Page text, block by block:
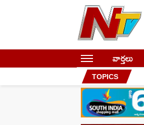
వార్తలు
TOPICS